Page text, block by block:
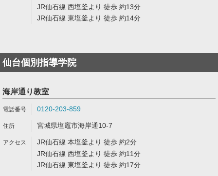
JR仙石線 西塩釜より 徒歩 約13分
JR仙石線 東塩釜より 徒歩 約14分
仙台個別指導学院
海岸通り教室
0120-203-859
宮城県塩竈市海岸通10-7
JR仙石線 本塩釜より 徒歩 約2分
JR仙石線 西塩釜より 徒歩 約11分
JR仙石線 東塩釜より 徒歩 約17分